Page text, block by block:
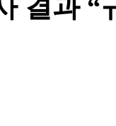
결과 “